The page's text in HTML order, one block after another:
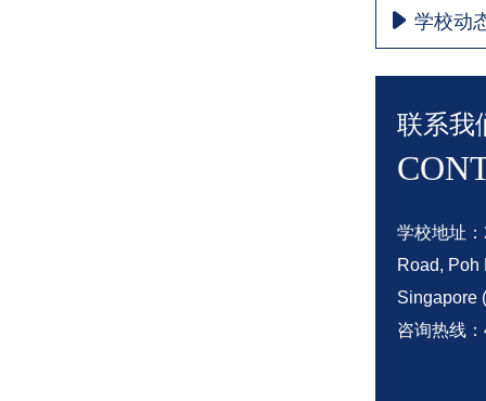
学校动
联系我
学校地址
Road, Poh
Singapore
咨询热线：